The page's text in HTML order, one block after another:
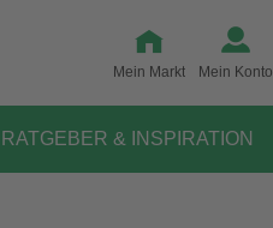
Mein Markt Mein Konto
RATGEBER & INSPIRATION